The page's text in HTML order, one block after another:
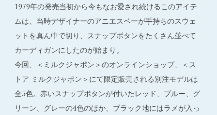
1979年の発売当初から今もなお愛され続けるこのアイテ
ムは、当時デザイナーのアニエスベーが手持ちのスウェ
ットを真ん中で切り、スナップボタンをたくさん並べて
カーディガンにしたのが始まり。
今回、＜ミルクジャポン＞のオンラインショップ、＜ス
トア ミルクジャポン＞にて限定販売される別注モデルは
全5色。赤いスナップボタンが付いたレッド、ブルー、グ
リーン、グレーの4色のほか、ブラック地にはラメが入っ